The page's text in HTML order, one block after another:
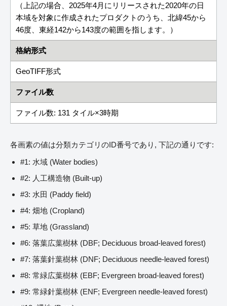
（上記の場合、2025年4月にリリースされた2020年の日
本域を対象に作成されたプロダクトのうち、北緯45から
46度、東経142から143度の範囲を指します。）
格納形式
GeoTIFF形式
ファイル数
ファイル数: 131 タイル×3時期
各画素の値は分類カテゴリのID番号であり, 下記の通りです:
#1: 水域 (Water bodies)
#2: 人工構造物 (Built-up)
#3: 水田 (Paddy field)
#4: 畑地 (Cropland)
#5: 草地 (Grassland)
#6: 落葉広葉樹林 (DBF; Deciduous broad-leaved forest)
#7: 落葉針葉樹林 (DNF; Deciduous needle-leaved forest)
#8: 常緑広葉樹林 (EBF; Evergreen broad-leaved forest)
#9: 常緑針葉樹林 (ENF; Evergreen needle-leaved forest)